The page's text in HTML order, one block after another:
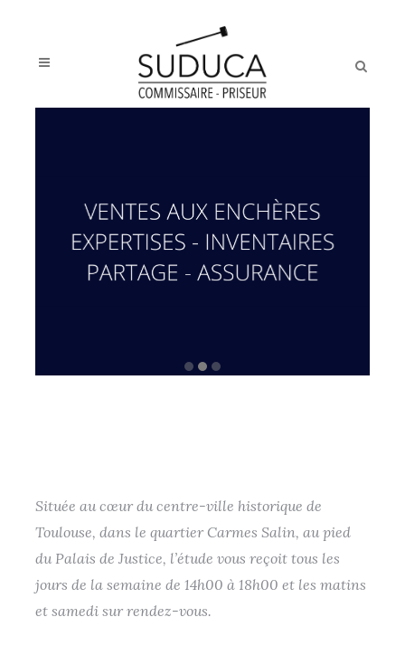
Située au cœur du centre-ville historique de
Toulouse, dans le quartier Carmes Salin, au pied
du Palais de Justice, l’étude vous reçoit tous les
jours de la semaine de 14h00 à 18h00 et les matins
et samedi sur rendez-vous.